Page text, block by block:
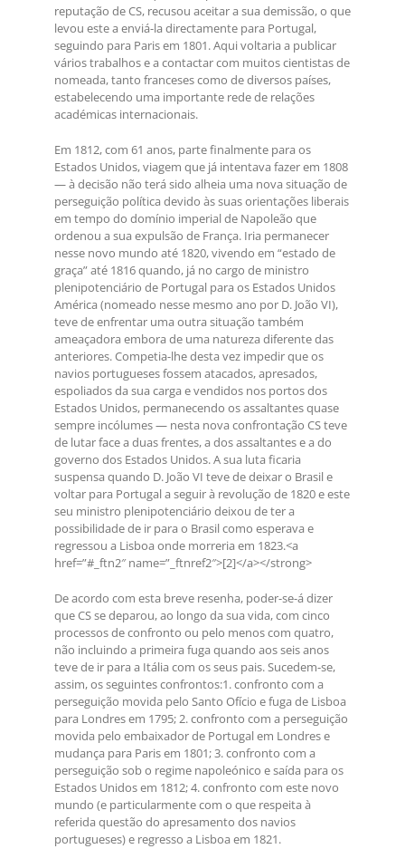
reputação de CS, recusou aceitar a sua demissão, o que
levou este a enviá-la directamente para Portugal,
seguindo para Paris em 1801. Aqui voltaria a publicar
vários trabalhos e a contactar com muitos cientistas de
nomeada, tanto franceses como de diversos países,
estabelecendo uma importante rede de relações
académicas internacionais.
Em 1812, com 61 anos, parte finalmente para os
Estados Unidos, viagem que já intentava fazer em 1808
— à decisão não terá sido alheia uma nova situação de
perseguição política devido às suas orientações liberais
em tempo do domínio imperial de Napoleão que
ordenou a sua expulsão de França. Iria permanecer
nesse novo mundo até 1820, vivendo em “estado de
graça” até 1816 quando, já no cargo de ministro
plenipotenciário de Portugal para os Estados Unidos
América (nomeado nesse mesmo ano por D. João VI),
teve de enfrentar uma outra situação também
ameaçadora embora de uma natureza diferente das
anteriores. Competia-lhe desta vez impedir que os
navios portugueses fossem atacados, apresados,
espoliados da sua carga e vendidos nos portos dos
Estados Unidos, permanecendo os assaltantes quase
sempre incólumes — nesta nova confrontação CS teve
de lutar face a duas frentes, a dos assaltantes e a do
governo dos Estados Unidos. A sua luta ficaria
suspensa quando D. João VI teve de deixar o Brasil e
voltar para Portugal a seguir à revolução de 1820 e este
seu ministro plenipotenciário deixou de ter a
possibilidade de ir para o Brasil como esperava e
regressou a Lisboa onde morreria em 1823.<a
href=”#_ftn2″ name=”_ftnref2″>[2]</a></strong>
De acordo com esta breve resenha, poder-se-á dizer
que CS se deparou, ao longo da sua vida, com cinco
processos de confronto ou pelo menos com quatro,
não incluindo a primeira fuga quando aos seis anos
teve de ir para a Itália com os seus pais. Sucedem-se,
assim, os seguintes confrontos:1. confronto com a
perseguição movida pelo Santo Ofício e fuga de Lisboa
para Londres em 1795; 2. confronto com a perseguição
movida pelo embaixador de Portugal em Londres e
mudança para Paris em 1801; 3. confronto com a
perseguição sob o regime napoleónico e saída para os
Estados Unidos em 1812; 4. confronto com este novo
mundo (e particularmente com o que respeita à
referida questão do apresamento dos navios
portugueses) e regresso a Lisboa em 1821.